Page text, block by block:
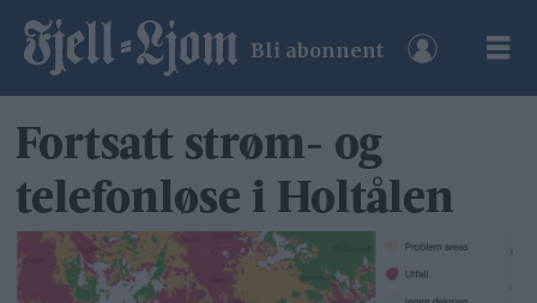
Bli abonnent
Fortsatt strøm- og
telefonløse i Holtålen